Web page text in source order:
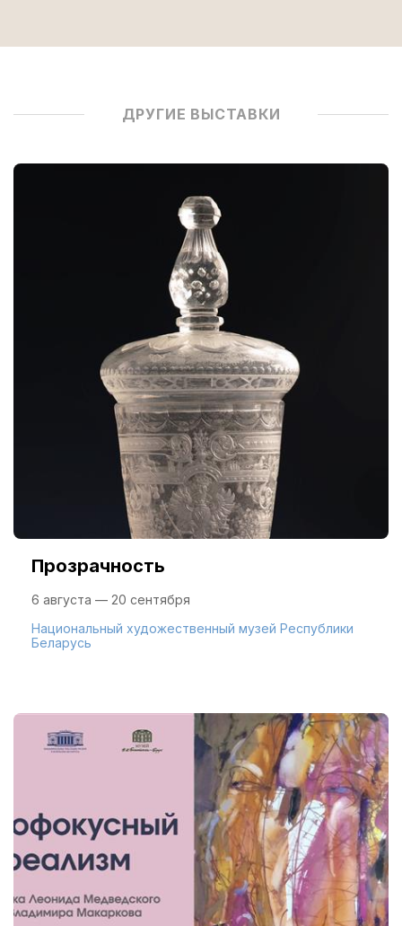
ДРУГИЕ ВЫСТАВКИ
Прозрачность
6 августа — 20 сентября
Национальный художественный музей Республики
Беларусь